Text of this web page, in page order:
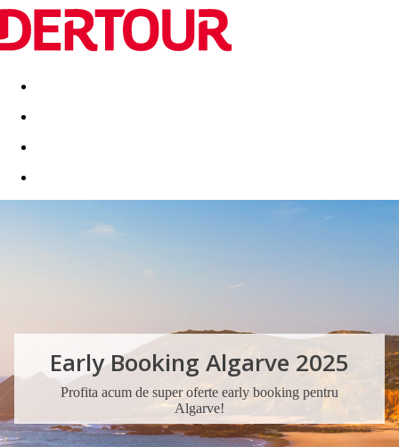
Destinatii Vacanta perfecta OFERTE DE NERATAT
Early Booking Algarve 2025
Profita acum de super oferte early booking pentru
Algarve!